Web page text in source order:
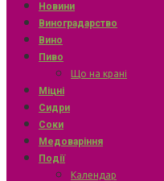
Новини
Виноградарство
Вино
Пиво
Що на крані
Міцні
Сидри
Соки
Медоваріння
Події
Календар